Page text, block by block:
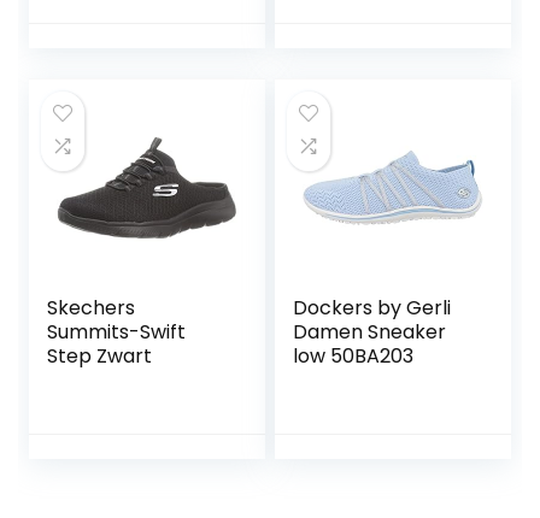
Skechers
Summits-Swift
Step Zwart
Dockers by Gerli
Damen Sneaker
low 50BA203